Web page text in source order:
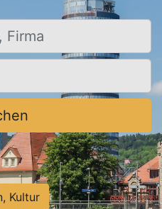
Kultur